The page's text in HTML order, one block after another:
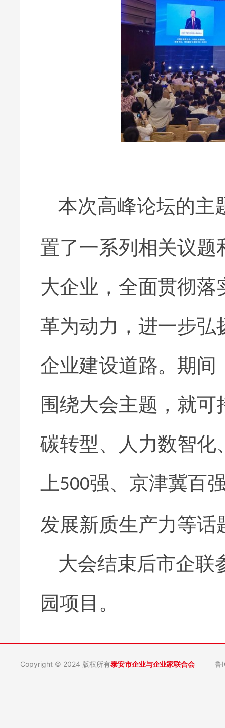
本次高峰论坛的主
置了一系列相关议
大企业，全面贯彻
革为动力，进一步弘
企业建设道路。期
围绕大会主题，就
碳转型、人力数智化
上500强、京津冀百
发展新质生产力等话
大会结束后市企联
园项目。
Copyright © 2024 版权所有泰安市企业与企业家联合会 鲁